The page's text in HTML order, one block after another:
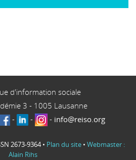
d'information sociale
3 - 1005 Lausanne
- - - info@reiso.org
2673-9364 • Plan du site • Webmaster :
Alain Rihs